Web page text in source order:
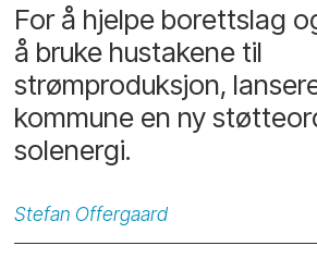
For å hjelpe borettslag
å bruke hustakene til
strømproduksjon,
kommune en ny
solenergi.
Stefan Offergaard